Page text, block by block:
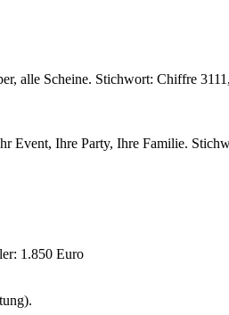
alle Scheine. Stichwort: Chiffre
Event, Ihre Party, Ihre Familie.
1.850 Euro